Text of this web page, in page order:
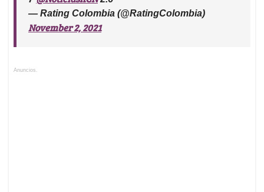
— Rating Colombia (@RatingColombia)
November 2, 2021
Anuncios.